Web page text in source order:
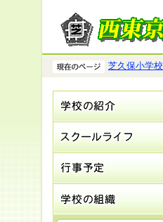
芝久保小学校